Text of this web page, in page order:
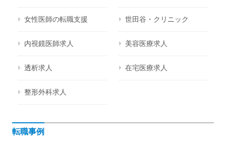
女性医師の転職支援 世田谷・クリニック
内視鏡医師求人 美容医療求人
透析求人 在宅医療求人
整形外科求人
転職事例